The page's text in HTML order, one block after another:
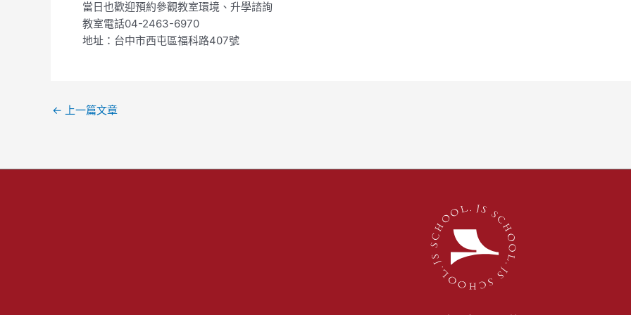
當日也歡迎預約參觀教室環境、升學諮詢
教室電話04-2463-6970
地址：台中市西屯區福科路407號
← 上一篇文章